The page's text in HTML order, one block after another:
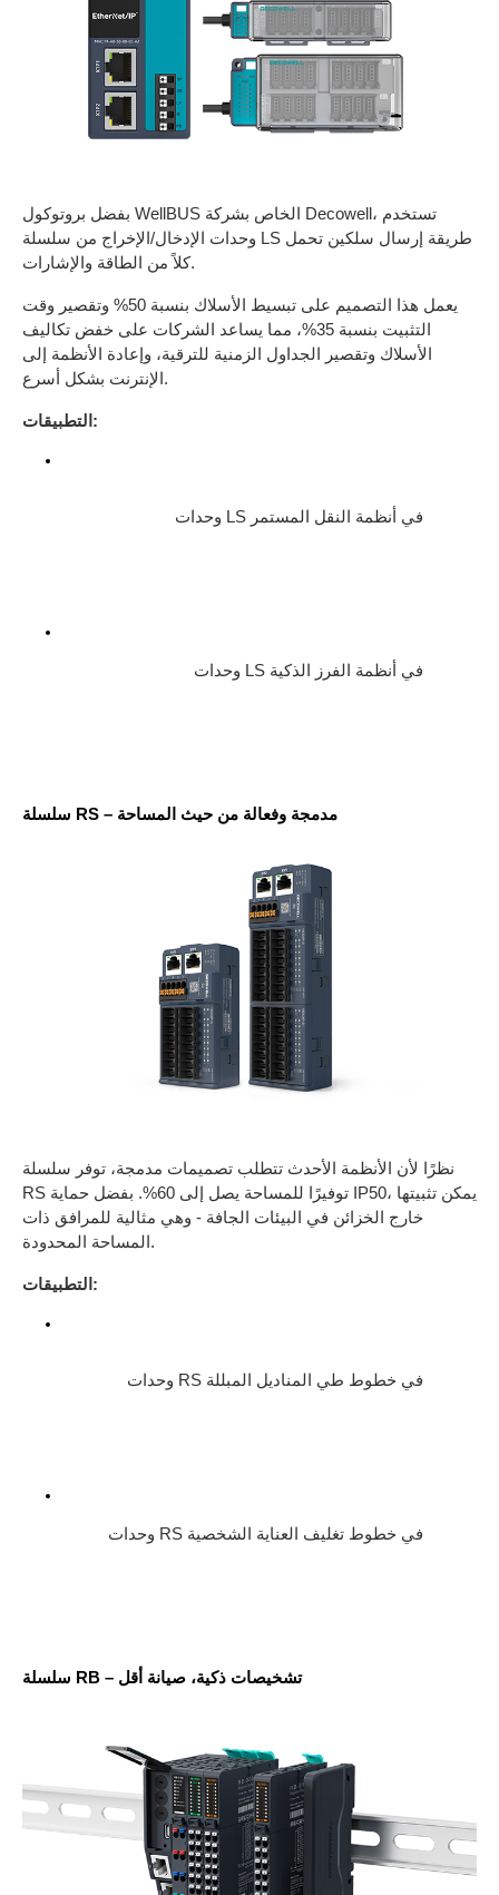
بفضل بروتوكول WellBUS الخاص بشركة Decowell، تستخدم
وحدات الإدخال/الإخراج من سلسلة LS طريقة إرسال سلكين تحمل
كلاً من الطاقة والإشارات.
يعمل هذا التصميم على تبسيط الأسلاك بنسبة 50% وتقصير وقت
التثبيت بنسبة 35%، مما يساعد الشركات على خفض تكاليف
الأسلاك وتقصير الجداول الزمنية للترقية، وإعادة الأنظمة إلى
الإنترنت بشكل أسرع.
التطبيقات:
وحدات LS في أنظمة النقل المستمر
وحدات LS في أنظمة الفرز الذكية
سلسلة RS – مدمجة وفعالة من حيث المساحة
نظرًا لأن الأنظمة الأحدث تتطلب تصميمات مدمجة، توفر سلسلة
RS توفيرًا للمساحة يصل إلى 60%. بفضل حماية IP50، يمكن تثبيتها
خارج الخزائن في البيئات الجافة - وهي مثالية للمرافق ذات
المساحة المحدودة.
التطبيقات:
وحدات RS في خطوط طي المناديل المبللة
وحدات RS في خطوط تغليف العناية الشخصية
سلسلة RB – تشخيصات ذكية، صيانة أقل